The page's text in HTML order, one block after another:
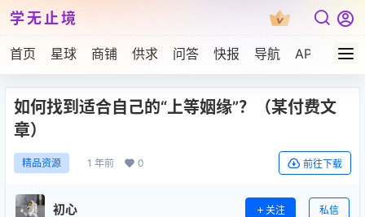
学无止境
首页 星球 商铺 供求 问答 快报 导航 APP下载
如何找到适合自己的“上等姻缘”？（某付费文
章）
精品资源 1 年前 0 前往下载
初心 关注 私信